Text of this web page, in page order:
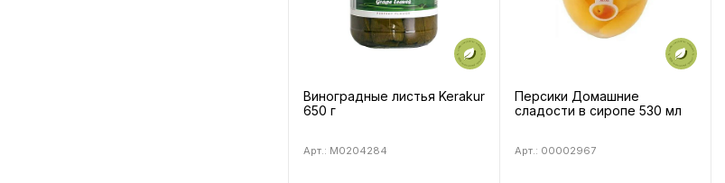
Виноградные листья Kerakur
650 г
Арт.: M0204284
Персики Домашние
сладости в сиропе 530 мл
Арт.: 00002967